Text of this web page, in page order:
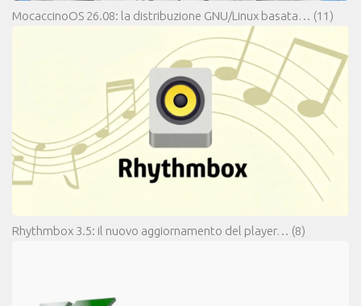
MocaccinoOS 26.08: la distribuzione GNU/Linux basata… (11)
Rhythmbox 3.5: il nuovo aggiornamento del player… (8)